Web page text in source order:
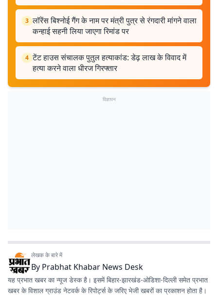
3 लॉरेंस बिश्नोई गैंग के नाम पर मंत्री पुत्र से रंगदारी मांगने वाला
कन्हाई सहनी लिया जाएगा रिमांड पर
4 टेंट हाउस संचालक पुतुल हत्याकांड: डेढ़ लाख के विवाद में
हत्या करने वाला धीरज गिरफ्तार
विज्ञापन
लेखक के बारे में
By Prabhat Khabar News Desk
यह प्रभात खबर का न्यूज डेस्क है। इसमें बिहार-झारखंड-ओडिशा-दिल्‍ली समेत प्रभात
खबर के विशाल ग्राउंड नेटवर्क के रिपोर्ट्स के जरिए भेजी खबरों का प्रकाशन होता है।